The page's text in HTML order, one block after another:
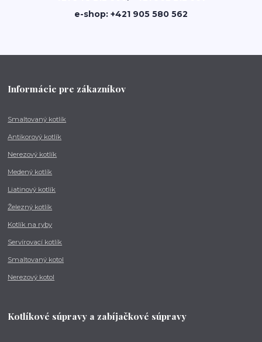
e-shop: +421 905 580 562
Informácie pre zákazníkov
Smaltovaný kotlík
Antikorový kotlík
Nerezový kotlík
Medený kotlík
Liatinový kotlík
Železný kotlík
Kotlík na ryby
Servírovací kotlík
Smaltovaný kotol
Nerezový kotol
Kotlíkové súpravy a zabíjačkové súpravy